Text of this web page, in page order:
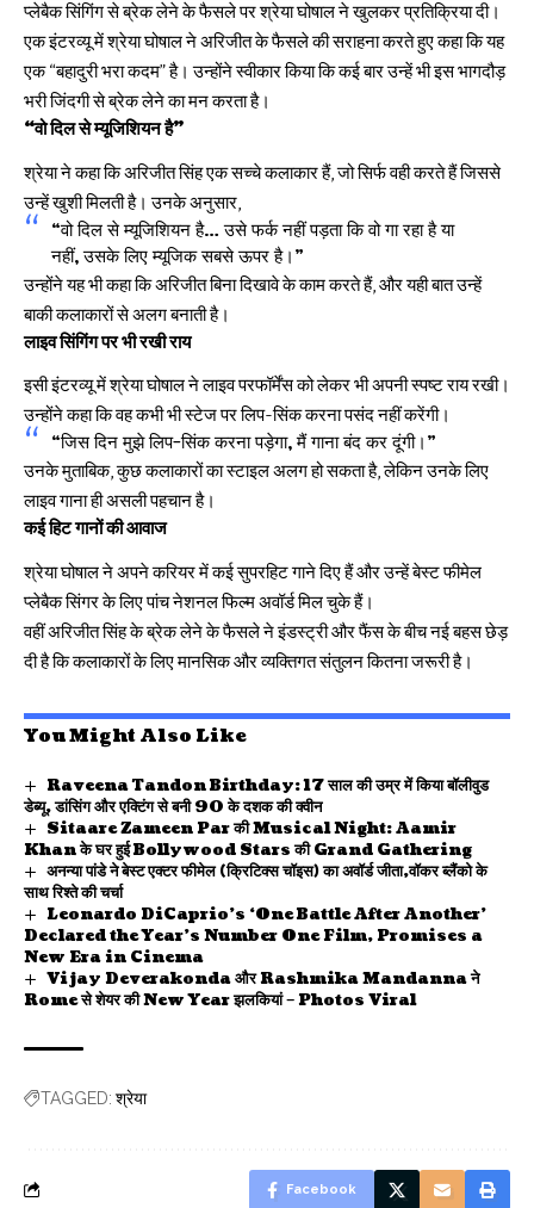
प्लेबैक सिंगिंग से ब्रेक लेने के फैसले पर श्रेया घोषाल ने खुलकर प्रतिक्रिया दी।
एक इंटरव्यू में श्रेया घोषाल ने अरिजीत के फैसले की सराहना करते हुए कहा कि यह
एक “बहादुरी भरा कदम” है। उन्होंने स्वीकार किया कि कई बार उन्हें भी इस भागदौड़
भरी जिंदगी से ब्रेक लेने का मन करता है।
“वो दिल से म्यूजिशियन है”
श्रेया ने कहा कि अरिजीत सिंह एक सच्चे कलाकार हैं, जो सिर्फ वही करते हैं जिससे
उन्हें खुशी मिलती है। उनके अनुसार,
“वो दिल से म्यूजिशियन है… उसे फर्क नहीं पड़ता कि वो गा रहा है या
नहीं, उसके लिए म्यूजिक सबसे ऊपर है।”
उन्होंने यह भी कहा कि अरिजीत बिना दिखावे के काम करते हैं, और यही बात उन्हें
बाकी कलाकारों से अलग बनाती है।
लाइव सिंगिंग पर भी रखी राय
इसी इंटरव्यू में श्रेया घोषाल ने लाइव परफॉर्मेंस को लेकर भी अपनी स्पष्ट राय रखी।
उन्होंने कहा कि वह कभी भी स्टेज पर लिप-सिंक करना पसंद नहीं करेंगी।
“जिस दिन मुझे लिप-सिंक करना पड़ेगा, मैं गाना बंद कर दूंगी।”
उनके मुताबिक, कुछ कलाकारों का स्टाइल अलग हो सकता है, लेकिन उनके लिए
लाइव गाना ही असली पहचान है।
कई हिट गानों की आवाज
श्रेया घोषाल ने अपने करियर में कई सुपरहिट गाने दिए हैं और उन्हें बेस्ट फीमेल
प्लेबैक सिंगर के लिए पांच नेशनल फिल्म अवॉर्ड मिल चुके हैं।
वहीं अरिजीत सिंह के ब्रेक लेने के फैसले ने इंडस्ट्री और फैंस के बीच नई बहस छेड़
दी है कि कलाकारों के लिए मानसिक और व्यक्तिगत संतुलन कितना जरूरी है।
You Might Also Like
Raveena Tandon Birthday: 17 साल की उम्र में किया बॉलीवुड
डेब्यू, डांसिंग और एक्टिंग से बनी 90 के दशक की क्वीन
Sitaare Zameen Par की Musical Night: Aamir
Khan के घर हुई Bollywood Stars की Grand Gathering
अनन्या पांडे ने बेस्ट एक्टर फीमेल (क्रिटिक्स चॉइस) का अवॉर्ड जीता,वॉकर ब्लैंको के
साथ रिश्ते की चर्चा
Leonardo DiCaprio’s ‘One Battle After Another’
Declared the Year’s Number One Film, Promises a
New Era in Cinema
Vijay Deverakonda और Rashmika Mandanna ने
Rome से शेयर की New Year झलकियां – Photos Viral
TAGGED: श्रेया
Facebook